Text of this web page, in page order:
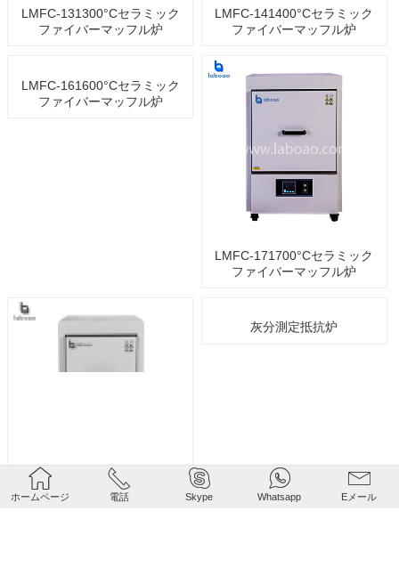
LMFC-131300°Cセラミック
ファイバーマッフル炉
LMFC-141400°Cセラミック
ファイバーマッフル炉
LMFC-161600°Cセラミック
ファイバーマッフル炉
LMFC-171700°Cセラミック
ファイバーマッフル炉
LMFC-181800°Cセラミック
灰分測定抵抗炉

ホームページ

電話

Skype

Whatsapp

Eメール